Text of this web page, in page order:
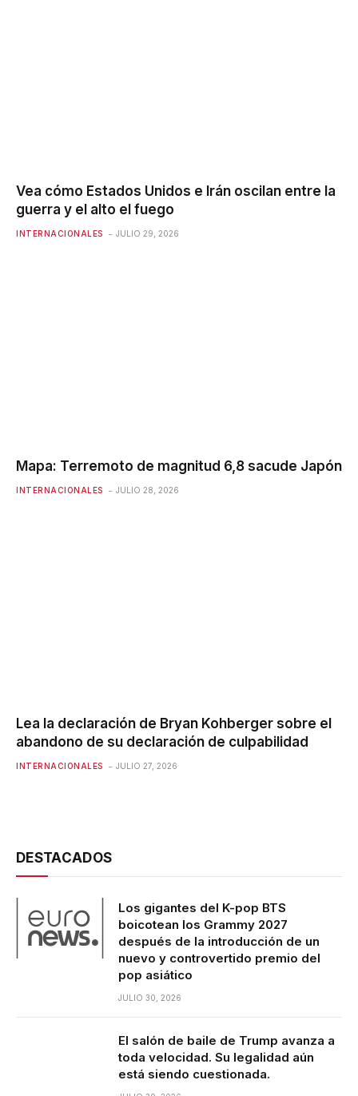
Vea cómo Estados Unidos e Irán oscilan entre la
guerra y el alto el fuego
INTERNACIONALES JULIO 29, 2026
Mapa: Terremoto de magnitud 6,8 ​​sacude Japón
INTERNACIONALES JULIO 28, 2026
Lea la declaración de Bryan Kohberger sobre el
abandono de su declaración de culpabilidad
INTERNACIONALES JULIO 27, 2026
DESTACADOS
Los gigantes del K-pop BTS
boicotean los Grammy 2027
después de la introducción de un
nuevo y controvertido premio del
pop asiático
JULIO 30, 2026
El salón de baile de Trump avanza a
toda velocidad. Su legalidad aún
está siendo cuestionada.